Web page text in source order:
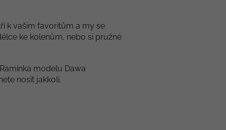
k vašim favoritům a my se
ke kolenům, nebo si pružné
modelu Dawa
nosit jakkoli.